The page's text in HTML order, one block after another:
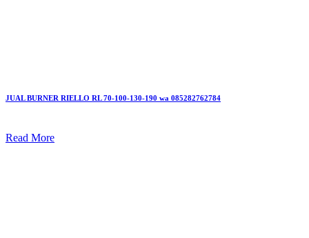
JUAL BURNER RIELLO RL 70-100-130-190 wa 085282762784
Read More